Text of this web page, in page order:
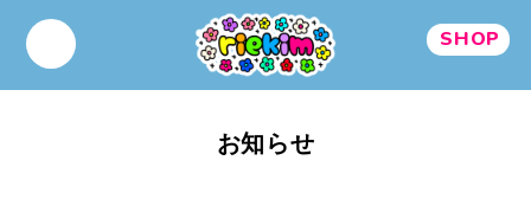
SHOP
お知らせ